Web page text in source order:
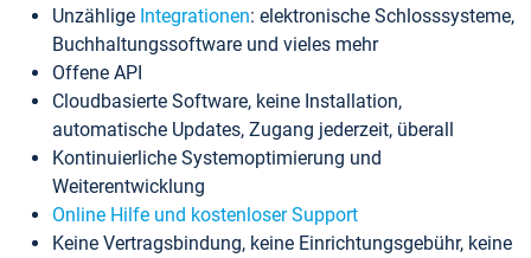
Unzählige Integrationen: elektronische Schlosssysteme,
Buchhaltungssoftware und vieles mehr
Offene API
Cloudbasierte Software, keine Installation,
automatische Updates, Zugang jederzeit, überall
Kontinuierliche Systemoptimierung und
Weiterentwicklung
Online Hilfe und kostenloser Support
Keine Vertragsbindung, keine Einrichtungsgebühr, keine